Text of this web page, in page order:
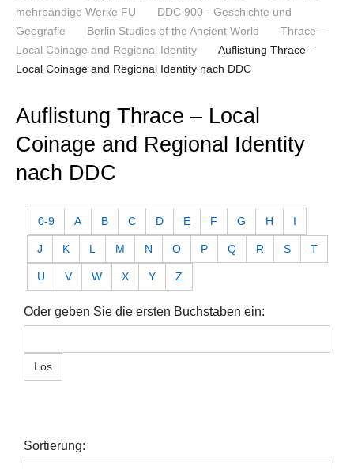
mehrbändige Werke FU
DDC 900 - Geschichte und
Geografie
Berlin Studies of the Ancient World
Thrace –
Local Coinage and Regional Identity
Auflistung Thrace –
Local Coinage and Regional Identity nach DDC
Auflistung Thrace – Local
Coinage and Regional Identity
nach DDC
0-9 A B C D E F G H I
J K L M N O P Q R S T
U V W X Y Z
Oder geben Sie die ersten Buchstaben ein:
Sortierung: